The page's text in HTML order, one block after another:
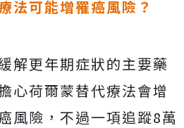
法可能增罹癌風險？
解更年期症狀的主要藥
心荷爾蒙替代療法會增
風險，不過一項追蹤8萬